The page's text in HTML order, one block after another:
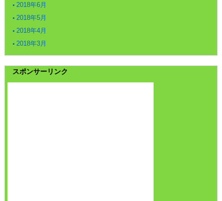
2018年6月
2018年5月
2018年4月
2018年3月
スポンサーリンク